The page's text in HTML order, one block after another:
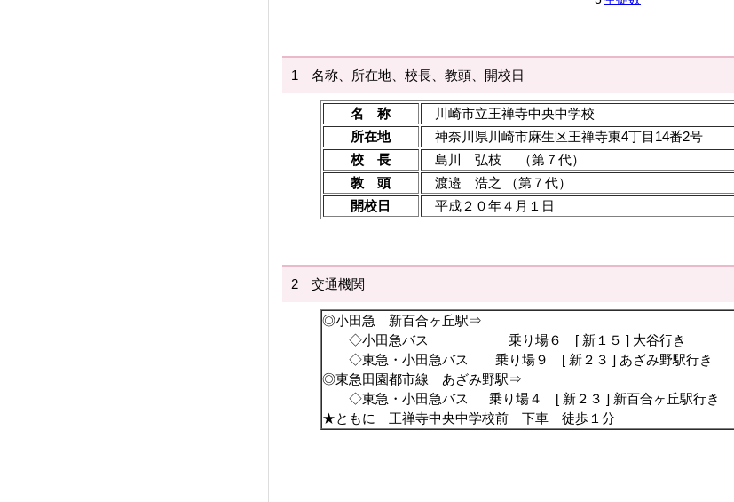
1 名称、所在地、校長、教頭、開校日
名 称
川崎市立王禅寺中央中学校
所在地
神奈川県川崎市麻生区王禅寺東4丁目14番2号
校 長
島川 弘枝 （第７代）
教 頭
渡邉 浩之 （第７代）
開校日
平成２０年４月１日
2 交通機関
◎小田急 新百合ヶ丘駅⇒
◇小田急バス 乗り場６ [ 新１５ ] 大谷行き
◇東急・小田急バス 乗り場９ [ 新２３ ] あざみ野駅行き
◎東急田園都市線 あざみ野駅⇒
◇東急・小田急バス 乗り場４ [ 新２３ ] 新百合ヶ丘駅行き
★ともに 王禅寺中央中学校前 下車 徒歩１分